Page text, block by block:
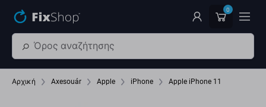
0
Αρχική Axesouár Apple iPhone Apple iPhone 11